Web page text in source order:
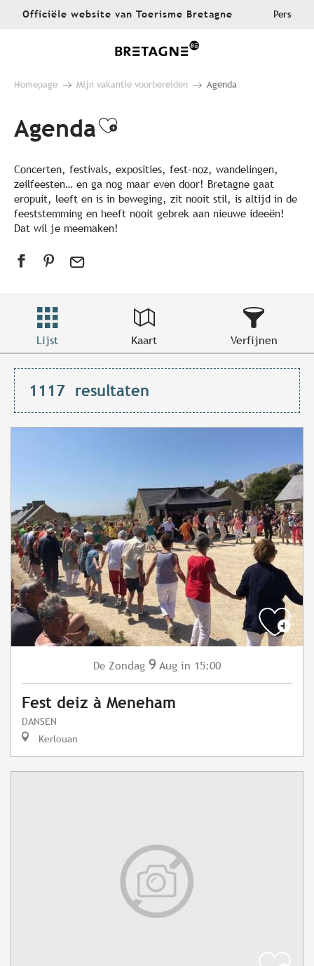
AllerOfficiële website van Toerisme Bretagne Pers
Homepage Mijn vakantie voorbereiden Agenda
AgendaAjouter aux favoris
Concerten, festivals, exposities, fest-noz, wandelingen,
zeilfeesten… en ga nog maar even door! Bretagne gaat
eropuit, leeft en is in beweging, zit nooit stil, is altijd in de
feeststemming en heeft nooit gebrek aan nieuwe ideeën!
Dat wil je meemaken!
Lijst Kaart Verfijnen
1117 resultaten
De Zondag 9 Aug in 15:00
Fest deiz à Meneham
DANSEN
Kerlouan